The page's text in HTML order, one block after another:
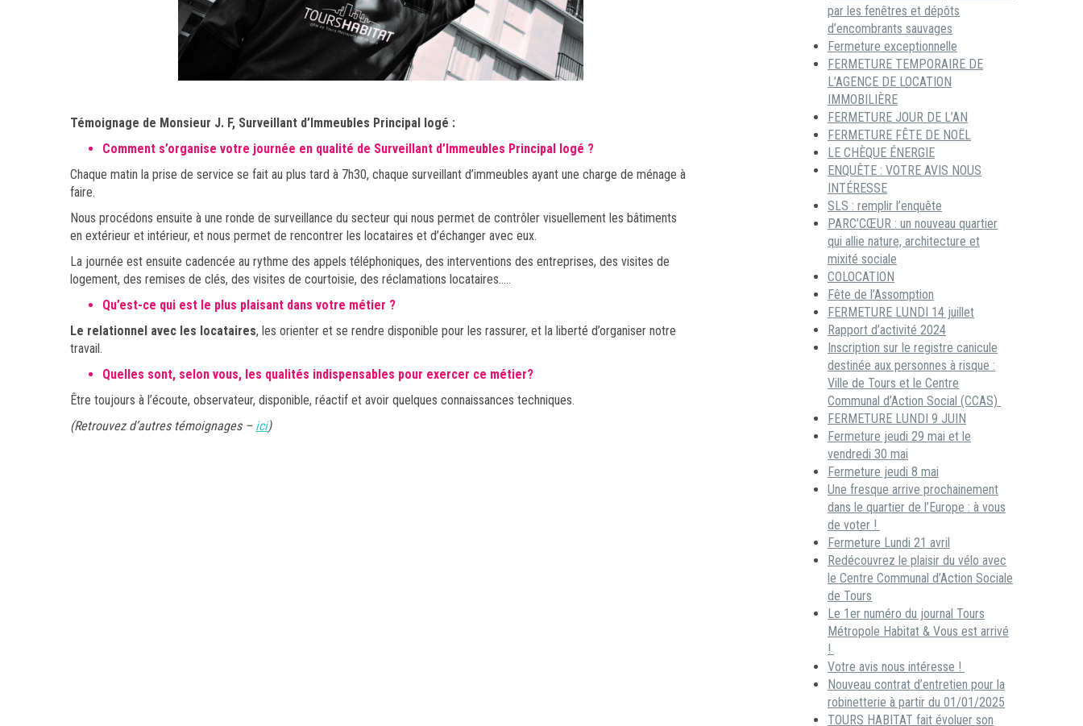
par les fenêtres et dépôts
d’encombrants sauvages
Fermeture exceptionnelle
FERMETURE TEMPORAIRE DE
L’AGENCE DE LOCATION
IMMOBILIÈRE
FERMETURE JOUR DE L’AN
FERMETURE FÊTE DE NOËL
LE CHÈQUE ÉNERGIE
ENQUÊTE : VOTRE AVIS NOUS
INTÉRESSE
SLS : remplir l’enquête
PARC’CŒUR : un nouveau quartier
qui allie nature, architecture et
mixité sociale
COLOCATION
Fête de l’Assomption
FERMETURE LUNDI 14 juillet
Rapport d’activité 2024
Inscription sur le registre canicule
destinée aux personnes à risque :
Ville de Tours et le Centre
Communal d’Action Social (CCAS)
FERMETURE LUNDI 9 JUIN
Fermeture jeudi 29 mai et le
vendredi 30 mai
Fermeture jeudi 8 mai
Une fresque arrive prochainement
dans le quartier de l’Europe : à vous
de voter !
Fermeture Lundi 21 avril
Redécouvrez le plaisir du vélo avec
le Centre Communal d’Action Sociale
de Tours
Le 1er numéro du journal Tours
Métropole Habitat & Vous est arrivé
!
Votre avis nous intéresse !
Nouveau contrat d’entretien pour la
robinetterie à partir du 01/01/2025
TOURS HABITAT fait évoluer son
Témoignage de Monsieur J. F, Surveillant d’Immeubles Principal logé :
Comment s’organise votre journée en qualité de Surveillant d’Immeubles Principal logé ?
Chaque matin la prise de service se fait au plus tard à 7h30, chaque surveillant d’immeubles ayant une charge de ménage à
faire.
Nous procédons ensuite à une ronde de surveillance du secteur qui nous permet de contrôler visuellement les bâtiments
en extérieur et intérieur, et nous permet de rencontrer les locataires et d’échanger avec eux.
La journée est ensuite cadencée au rythme des appels téléphoniques, des interventions des entreprises, des visites de
logement, des remises de clés, des visites de courtoisie, des réclamations locataires…..
Qu’est-ce qui est le plus plaisant dans votre métier ?
Le relationnel avec les locataires, les orienter et se rendre disponible pour les rassurer, et la liberté d’organiser notre
travail.
Quelles sont, selon vous, les qualités indispensables pour exercer ce métier?
Être toujours à l’écoute, observateur, disponible, réactif et avoir quelques connaissances techniques.
(Retrouvez d’autres témoignages – ici)